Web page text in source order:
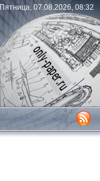
Пятница, 07.08.2026, 08:32